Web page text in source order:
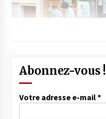
Abonnez-vous !
Votre adresse e-mail*